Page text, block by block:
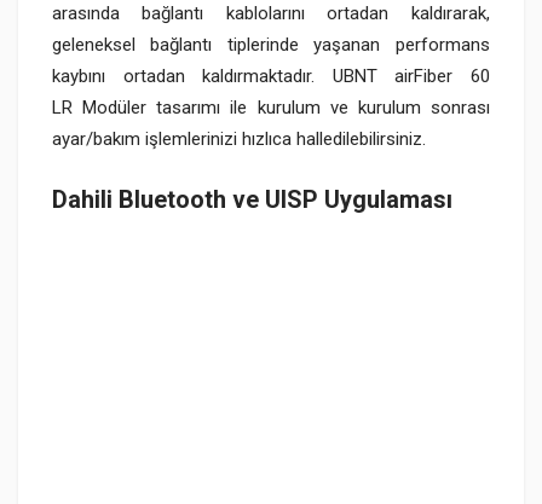
arasında bağlantı kablolarını ortadan kaldırarak,
geleneksel bağlantı tiplerinde yaşanan performans
kaybını ortadan kaldırmaktadır. UBNT airFiber 60
LRModüler tasarımı ile kurulum ve kurulum sonrası
ayar/bakım işlemlerinizi hızlıca halledilebilirsiniz.
Dahili Bluetooth ve UISP Uygulaması